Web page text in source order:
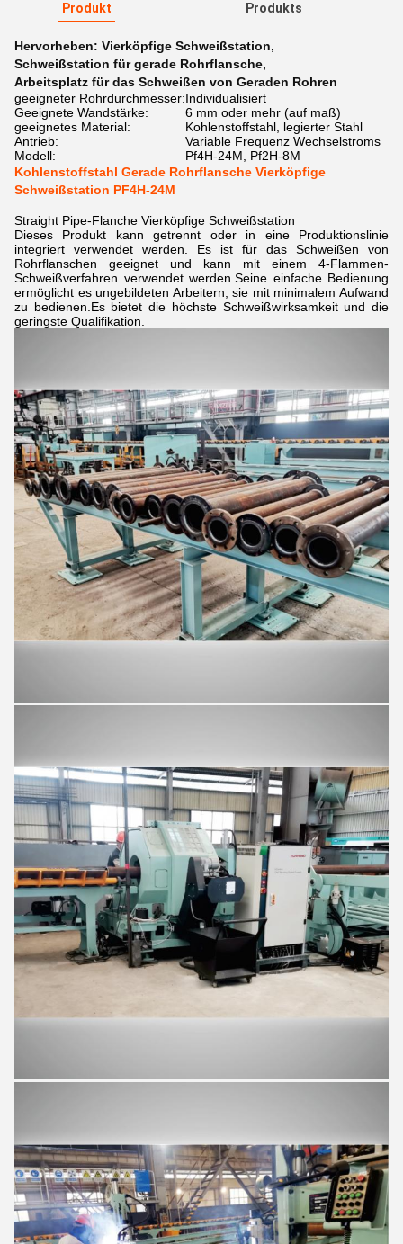
Produkt
Produkts
Hervorheben: Vierköpfige Schweißstation,
Schweißstation für gerade Rohrflansche,
Arbeitsplatz für das Schweißen von Geraden Rohren
geeigneter Rohrdurchmesser:Individualisiert
Geeignete Wandstärke:
6 mm oder mehr (auf maß)
geeignetes Material:
Kohlenstoffstahl, legierter Stahl
Antrieb:
Variable Frequenz Wechselstroms
Modell:
Pf4H-24M, Pf2H-8M
Kohlenstoffstahl Gerade Rohrflansche Vierköpfige
Schweißstation PF4H-24M
Straight Pipe-Flanche Vierköpfige Schweißstation
Dieses Produkt kann getrennt oder in eine Produktionslinie
integriert verwendet werden. Es ist für das Schweißen von
Rohrflanschen geeignet und kann mit einem 4-Flammen-
Schweißverfahren verwendet werden.Seine einfache Bedienung
ermöglicht es ungebildeten Arbeitern, sie mit minimalem Aufwand
zu bedienen.Es bietet die höchste Schweißwirksamkeit und die
geringste Qualifikation.